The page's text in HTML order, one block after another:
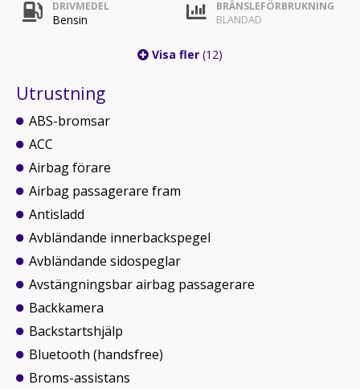
DRIVMEDEL
Bensin
BRÄNSLEFÖRBRUKNING
BLANDAD
Visa fler (12)
Utrustning
ABS-bromsar
ACC
Airbag förare
Airbag passagerare fram
Antisladd
Avbländande innerbackspegel
Avbländande sidospeglar
Avstängningsbar airbag passagerare
Backkamera
Backstartshjälp
Bluetooth (handsfree)
Broms-assistans